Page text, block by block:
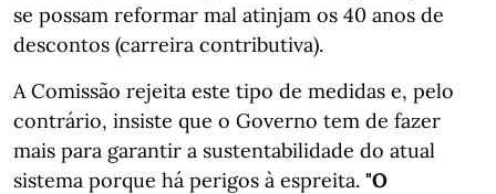
se possam reformar mal atinjam os 40 anos de
descontos (carreira contributiva).
A Comissão rejeita este tipo de medidas e, pelo
contrário, insiste que o Governo tem de fazer
mais para garantir a sustentabilidade do atual
sistema porque há perigos à espreita. "O